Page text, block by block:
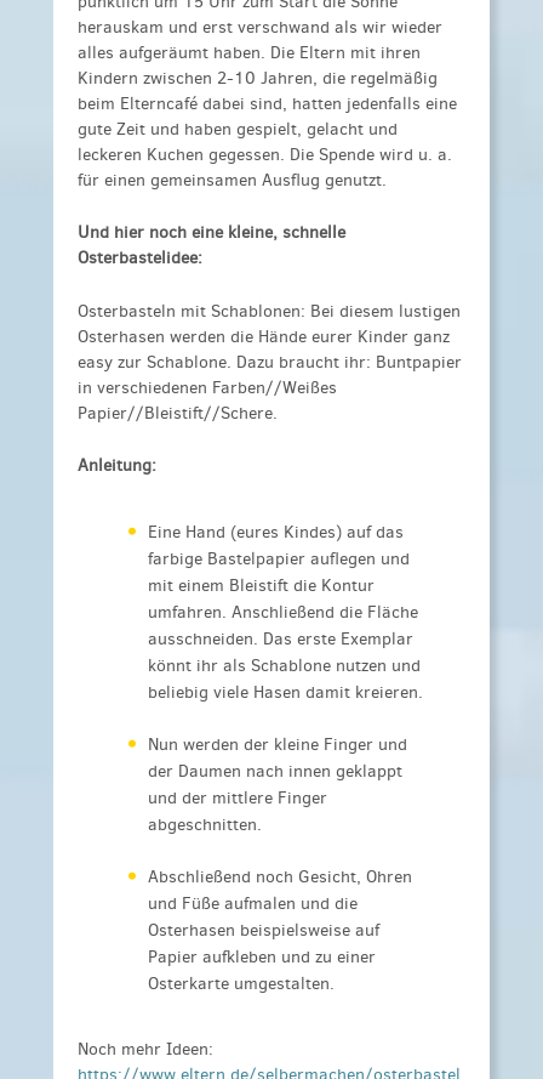
herauskam und erst verschwand als wir wieder
alles aufgeräumt haben. Die Eltern mit ihren
Kindern zwischen 2-10 Jahren, die regelmäßig
beim Elterncafé dabei sind, hatten jedenfalls eine
gute Zeit und haben gespielt, gelacht und
leckeren Kuchen gegessen. Die Spende wird u. a.
für einen gemeinsamen Ausflug genutzt.
Und hier noch eine kleine, schnelle
Osterbastelidee:
Osterbasteln mit Schablonen: Bei diesem lustigen
Osterhasen werden die Hände eurer Kinder ganz
easy zur Schablone. Dazu braucht ihr: Buntpapier
in verschiedenen Farben//Weißes
Papier//Bleistift//Schere.
Anleitung:
Eine Hand (eures Kindes) auf das
farbige Bastelpapier auflegen und
mit einem Bleistift die Kontur
umfahren. Anschließend die Fläche
ausschneiden. Das erste Exemplar
könnt ihr als Schablone nutzen und
beliebig viele Hasen damit kreieren.
Nun werden der kleine Finger und
der Daumen nach innen geklappt
und der mittlere Finger
abgeschnitten.
Abschließend noch Gesicht, Ohren
und Füße aufmalen und die
Osterhasen beispielsweise auf
Papier aufkleben und zu einer
Osterkarte umgestalten.
Noch mehr Ideen: